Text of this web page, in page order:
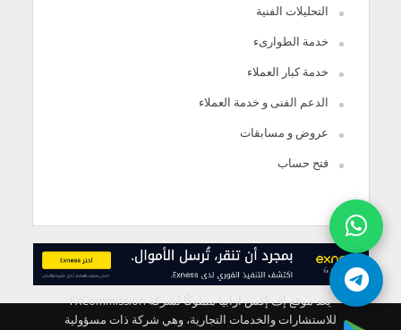
التحليلات الفنية
خدمة الطوارىء
خدمة كبار العملاء
الدعم الفنى و خدمة العملاء
عروض و مسابقات
فتح حساب
يعد موقع إف إكس ارابيا مملوكًا لشركة FXCommission
للاستشارات والخدمات التجارية، وهي شركة ذات مسؤولية